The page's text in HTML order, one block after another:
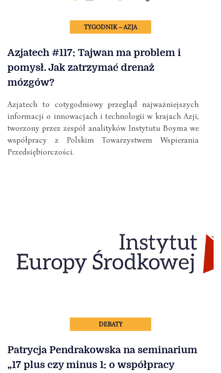
TYGODNIK – AZJA
Azjatech #117: Tajwan ma problem i
pomysł. Jak zatrzymać drenaż
mózgów?
Azjatech to cotygodniowy przegląd najważniejszych
informacji o innowacjach i technologii w krajach Azji,
tworzony przez zespół analityków Instytutu Boyma we
współpracy z Polskim Towarzystwem Wspierania
Przedsiębiorczości.
DEBATY
Patrycja Pendrakowska na seminarium
„17 plus czy minus 1: o współpracy